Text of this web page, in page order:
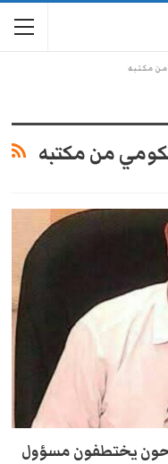
مكتبه
من مكتبه
يختطفون مسؤول